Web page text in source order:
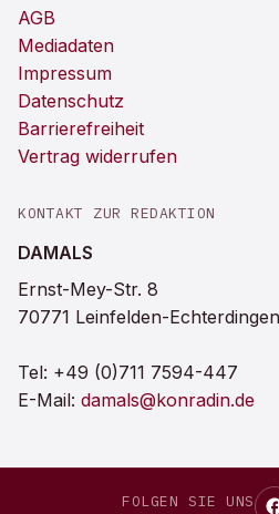
AGB
Mediadaten
Impressum
Datenschutz
Barrierefreiheit
Vertrag widerrufen
KONTAKT ZUR REDAKTION
DAMALS
Ernst-Mey-Str. 8
70771 Leinfelden-Echterdingen
Tel: +49 (0)711 7594-447
E-Mail: damals@konradin.de
FOLGEN SIE UNS